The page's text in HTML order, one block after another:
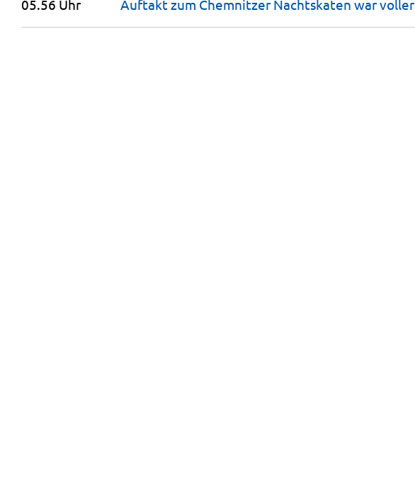
05.56 Uhr Auftakt zum Chemnitzer Nachtskaten war voller